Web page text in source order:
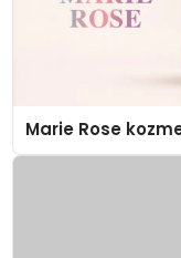
Marie Rose